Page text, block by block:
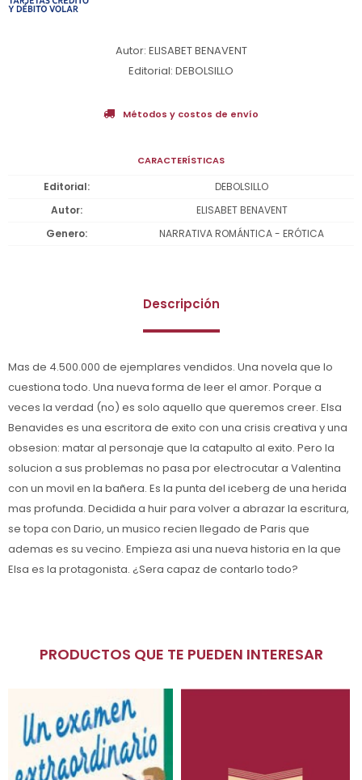
Autor: ELISABET BENAVENT
Editorial: DEBOLSILLO
Métodos y costos de envío
CARACTERÍSTICAS
Editorial
DEBOLSILLO
Autor
ELISABET BENAVENT
Genero
NARRATIVA ROMÁNTICA - ERÓTICA
Descripción
Mas de 4.500.000 de ejemplares vendidos. Una novela que lo
cuestiona todo. Una nueva forma de leer el amor. Porque a
veces la verdad (no) es solo aquello que queremos creer. Elsa
Benavides es una escritora de exito con una crisis creativa y una
obsesion: matar al personaje que la catapulto al exito. Pero la
solucion a sus problemas no pasa por electrocutar a Valentina
con un movil en la bañera. Es la punta del iceberg de una herida
mas profunda. Decidida a huir para volver a abrazar la escritura,
se topa con Dario, un musico recien llegado de Paris que
ademas es su vecino. Empieza asi una nueva historia en la que
Elsa es la protagonista. ¿Sera capaz de contarlo todo?
PRODUCTOS QUE TE PUEDEN INTERESAR